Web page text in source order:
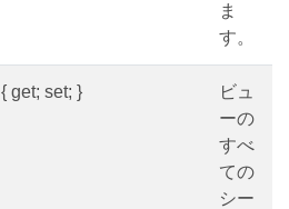
ま
す。
{ get; set; }
ビュ
ーの
すべ
ての
シー